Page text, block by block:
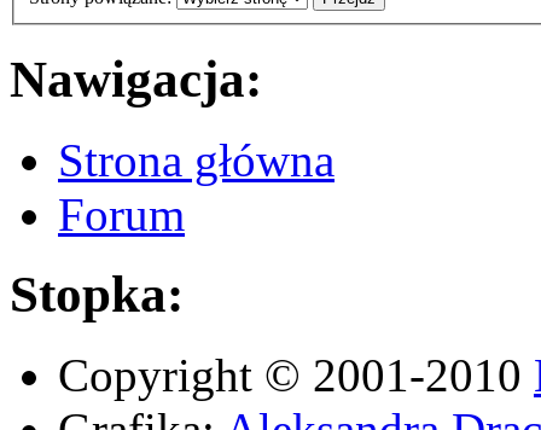
Nawigacja:
Strona główna
Forum
Stopka:
Copyright © 2001-2010